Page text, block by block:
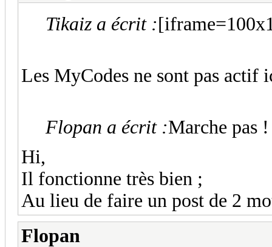
Tikaiz a écrit :
Les MyCodes ne sont pas actif
Flopan a écrit :Marche pas !
Hi,
Il fonctionne très bien ;
Au lieu de faire un post de 2
Flopan